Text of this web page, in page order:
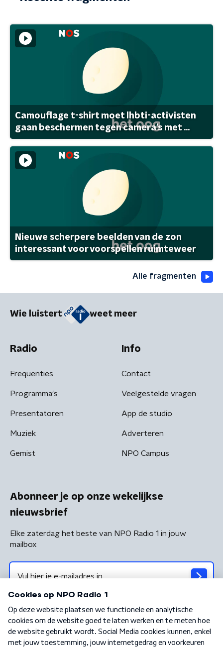
Camouflage t-shirt moet lhbti-activisten
gaan beschermen tegen camera's met ...
Nieuwe scherpere beelden van de zon
interessant voor voorspellen ruimteweer
Alle fragmenten
Wie luistert weet meer
Radio
Frequenties
Programma's
Presentatoren
Muziek
Gemist
Info
Contact
Veelgestelde vragen
App de studio
Adverteren
NPO Campus
Abonneer je op onze wekelijkse
nieuwsbrief
Elke zaterdag het beste van NPO Radio 1 in jouw
mailbox
Algemene voorwaarden